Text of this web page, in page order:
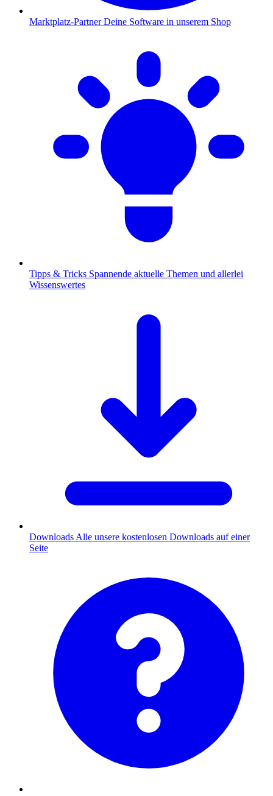
Marktplatz-Partner Deine Software in unserem Shop
Tipps & Tricks Spannende aktuelle Themen und allerlei
Wissenswertes
Downloads Alle unsere kostenlosen Downloads auf einer
Seite